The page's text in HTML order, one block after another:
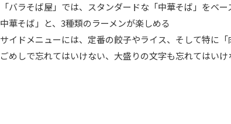
「バラそば屋」では、スタンダードな「中華そば」をベ
中華そば」と、3種類のラーメンが楽しめる
サイドメニューには、定番の餃子やライス、そして特に
ごめしで忘れてはいけない、大盛りの文字も忘れてはいけ